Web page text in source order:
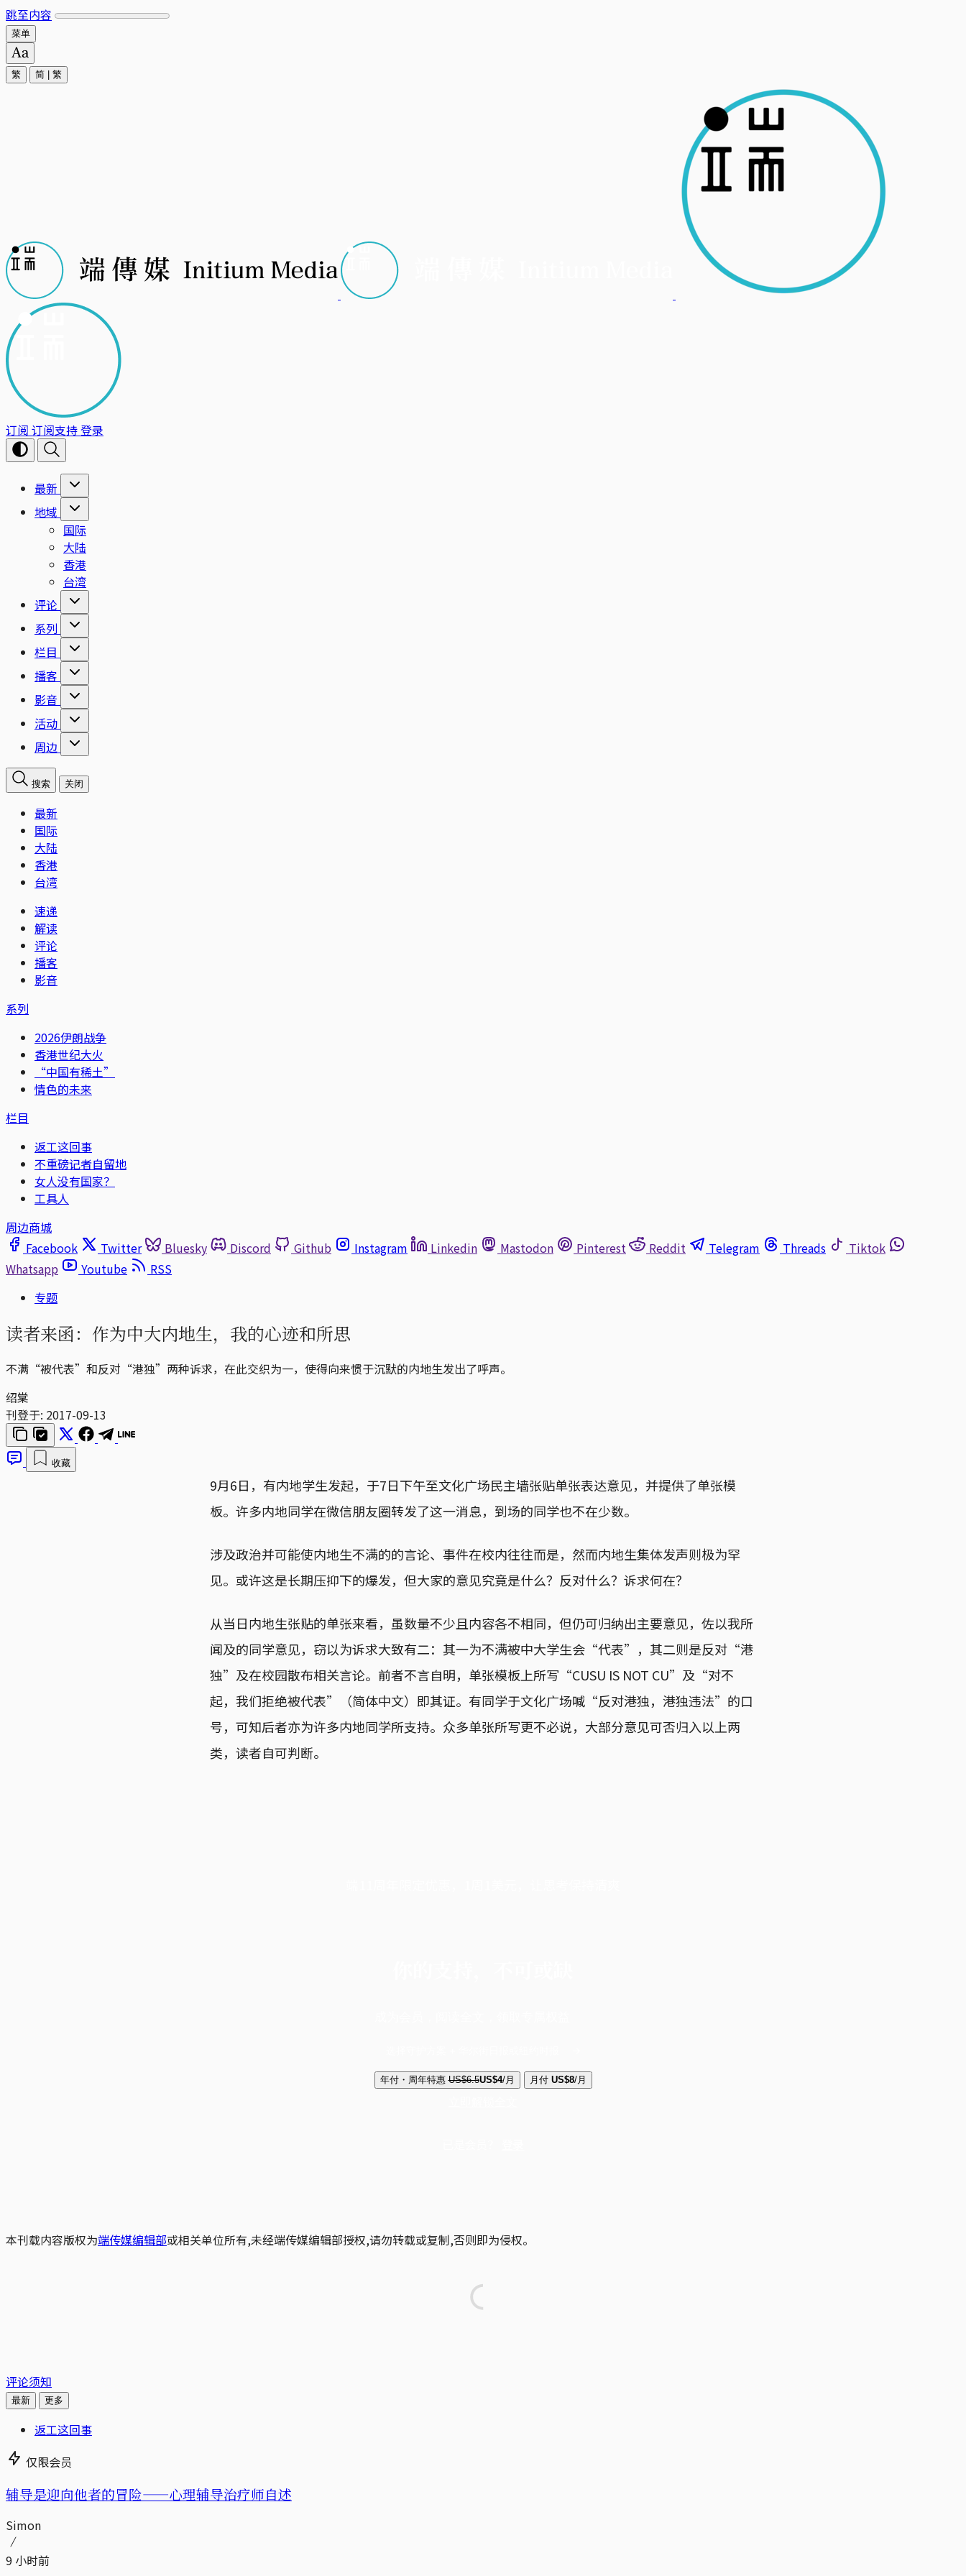
跳至内容
菜单
繁 简 繁
订阅 订阅支持登录
最新
地域
国际
大陆
香港
台湾
评论
系列
栏目
播客
影音
活动
周边
搜索 关闭
最新
国际
大陆
香港
台湾
速递
解读
评论
播客
影音
系列
2026伊朗战争
香港世纪大火
“中国有稀土”
情色的未来
栏目
返工这回事
不重磅记者自留地
女人没有国家？
工具人
周边商城
Facebook
Twitter Bluesky Discord Github Instagram Linkedin Mastodon Pinterest Reddit Telegram Threads
Tiktok
Whatsapp
Youtube
RSS
专题
读者来函：作为中大内地生，我的心迹和所思
不满“被代表”和反对“港独”两种诉求，在此交织为一，使得向来惯于沉默的内地生发出了呼声。
绍棠
刊登于: 2017-09-13
收藏
9月6日，有内地学生发起，于7日下午至文化广场民主墙张贴单张表达意见，并提供了单张模
板。许多内地同学在微信朋友圈转发了这一消息，到场的同学也不在少数。
涉及政治并可能使内地生不满的的言论、事件在校内往往而是，然而内地生集体发声则极为罕
见。或许这是长期压抑下的爆发，但大家的意见究竟是什么？反对什么？诉求何在？
从当日内地生张贴的单张来看，虽数量不少且内容各不相同，但仍可归纳出主要意见，佐以我所
闻及的同学意见，窃以为诉求大致有二：其一为不满被中大学生会“代表”，其二则是反对“港
独”及在校园散布相关言论。前者不言自明，单张模板上所写“CUSU IS NOT CU”及“对不
起，我们拒绝被代表”（简体中文）即其证。有同学于文化广场喊“反对港独，港独违法”的口
号，可知后者亦为许多内地同学所支持。众多单张所写更不必说，大部分意见可否归入以上两
类，读者自可判断。
年付・周年特惠 US$6.5US$4/月 月付 US$8/月
本刊载内容版权为端传媒编辑部或相关单位所有,未经端传媒编辑部授权,请勿转载或复制,否则即为侵权。
评论须知
最新 更多
返工这回事
仅限会员
辅导是迎向他者的冒险——心理辅导治疗师自述
Simon
9 小时前